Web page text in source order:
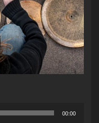
00:00